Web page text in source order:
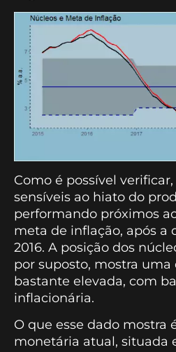
Como é possível
sensíveis ao hiato do
performando próximos
meta de inflação, após a
2016. A posição dos
por suposto, mostra uma
bastante elevada, com
inflacionária.
O que esse dado mostra
monetária atual, situada